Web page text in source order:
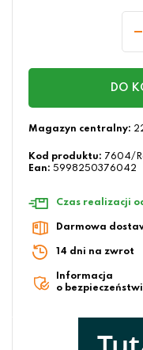
DO
Magazyn centralny:
Kod produktu: 7604/
Ean: 5998250376042
Czas realizacji
Darmowa
14 dni na zwrot
Informacja
o